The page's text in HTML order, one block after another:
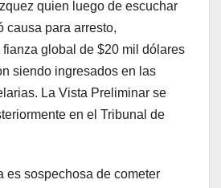
quien luego de escuchar
causa para arresto,
global de $20 mil dólares
siendo ingresados en las
La Vista Preliminar se
en el Tribunal de
es sospechosa de cometer